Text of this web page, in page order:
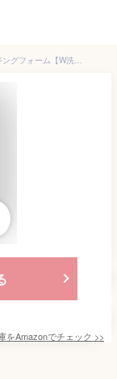
kikimate クレンジングジェル メイク落とし クレンジングフォーム【W洗顔不要 まつエクOK】 毛穴汚れ 黒ずみ用 敏感肌 乾燥肌 オイルフリー 無添加 オーガニック 保湿 120g ギフト プレゼント キキメイト
をAmazonでチェック >>